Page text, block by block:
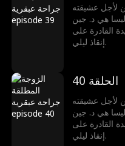
لأجل عشيقته
هي د. جين
القادرة على
إنقاذ ليلي.
الحلقة 40
لأجل عشيقته
هي د. جين
القادرة على
إنقاذ ليلي.